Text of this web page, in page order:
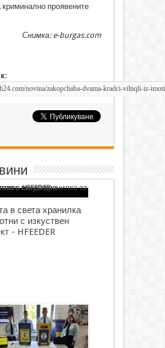
криминално проявените
Снимка: e-burgas.com
в света хранилка
с изкуствен
- HFEEDER